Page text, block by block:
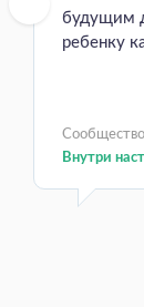
будущим
ребенку
Сообщество
Внутри